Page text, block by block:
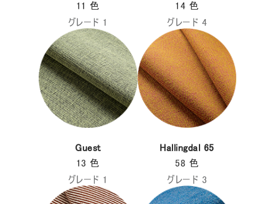
11 色
グレード 1
14 色
グレード 4
Guest
13 色
グレード 1
Hallingdal 65
58 色
グレード 3